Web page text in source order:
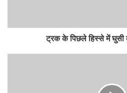
ट्रक के पिछले हिस्से में घुसी